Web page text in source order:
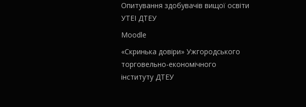
Опитування здобувачів вищої освіти
УТЕІ ДТЕУ
Moodle
«Скринька довіри» Ужгородського
торговельно-економічного
інституту ДТЕУ